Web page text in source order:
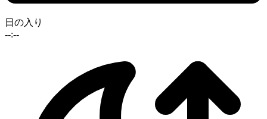
日の入り
--:--